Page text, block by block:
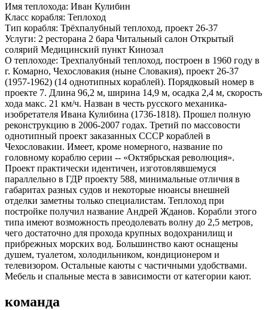
Имя теплохода: Иван Кулибин
Класс корабля: Теплоход
Тип корабля: Трёхпалубный теплоход, проект 26-37
Услуги: 2 ресторана 2 бара Читальный салон Открытый
солярий Медицинский пункт Кинозал
О теплоходе: Трехпалубный теплоход, построен в 1960 году в
г. Комарно, Чехословакия (ныне Словакия), проект 26-37
(1957-1962) (14 однотипных кораблей). Порядковый номер в
проекте 7. Длина 96,2 м, ширина 14,9 м, осадка 2,4 м, скорость
хода макс. 21 км/ч. Назван в честь русского механика-
изобретателя Ивана Кулибина (1736-1818). Прошел полную
реконструкцию в 2006-2007 годах. Третий по массовости
однотипный проект заказанных СССР кораблей в
Чехословакии. Имеет, кроме номерного, название по
головному кораблю серии -- «Октябрьская революция».
Проект практически идентичен, изготовлявшемуся
параллельно в ГДР проекту 588, минимальные отличия в
габаритах разных судов и некоторые нюансы внешней
отделки заметны только специалистам. Теплоход при
постройке получил название Андрей Жданов. Корабли этого
типа имеют возможность преодолевать волну до 2,5 метров,
чего достаточно для прохода крупных водохранилищ и
прибрежных морских вод. Большинство кают оснащены
душем, туалетом, холодильником, кондиционером и
телевизором. Остальные каюты с частичными удобствами.
Мебель и спальные места в зависимости от категории кают.
команда